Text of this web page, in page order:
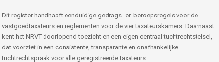
Dit register handhaaft eenduidige gedrags- en beroepsregels voor de
vastgoedtaxateurs en reglementen voor de vier taxateurskamers. Daarnaast
kent het NRVT doorlopend toezicht en een eigen centraal tuchtrechtstelsel,
dat voorziet in een consistente, transparante en onafhankelijke
tuchtrechtspraak voor alle geregistreerde taxateurs.